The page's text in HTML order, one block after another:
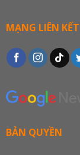
MẠNG LIÊN KẾT
BẢN QUYỀN